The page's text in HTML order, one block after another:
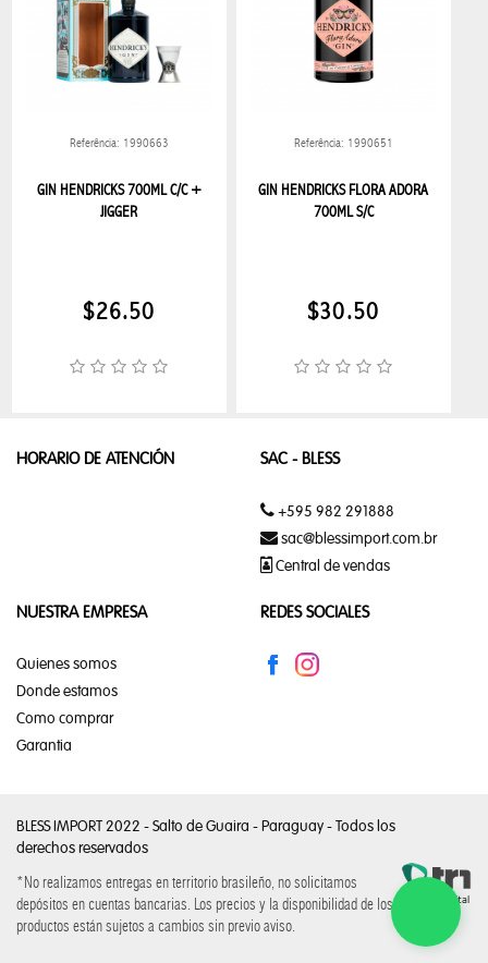
ESTUCHE
NECESARIO
MOCHILAS
COLECCIÓN
COLECCIÓN
LENTES
LENTES
Lentes
femenino
MASCULINO
NAVIDAD
BLESS
Referência: 1990663
GIN HENDRICKS 700ML C/C +
JIGGER
$26.50
Referência: 1990651
GIN HENDRICKS FLORA ADORA
700ML S/C
$30.50
HORARIO DE ATENCIÓN SAC - BLESS
+595 982 291888
sac@blessimport.com.br
Central de vendas
NUESTRA EMPRESA
Quienes somos
Donde estamos
Como comprar
Garantia
REDES SOCIALES
BLESS IMPORT 2022 - Salto de Guaira - Paraguay - Todos los
derechos reservados
*No realizamos entregas en territorio brasileño, no solicitamos
depósitos en cuentas bancarias. Los precios y la disponibilidad de los
productos están sujetos a cambios sin previo aviso.